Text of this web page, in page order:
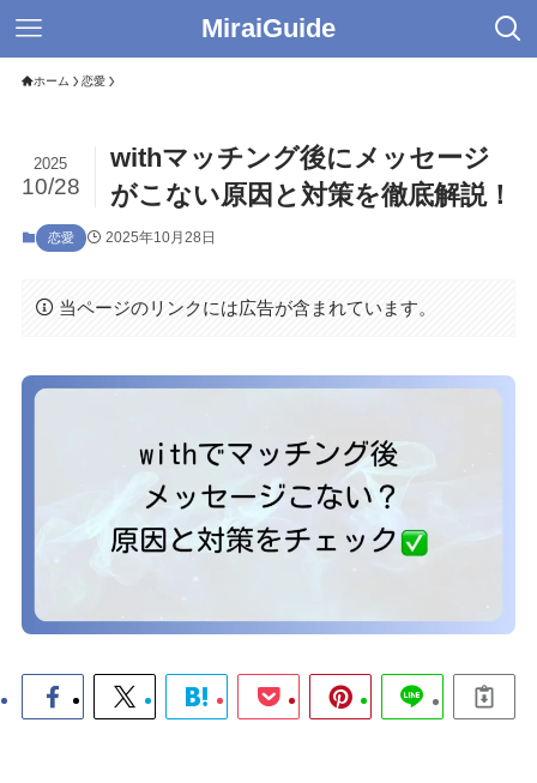
MiraiGuide
ホーム 恋愛
withマッチング後にメッセージ
がこない原因と対策を徹底解説！
2025
10/28
恋愛 2025年10月28日
当ページのリンクには広告が含まれています。